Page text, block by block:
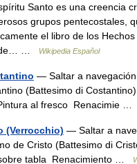
Santo es una creencia
grupos pentecostales,
el libro de los
de… …
Wikipedia Español
— Saltar a
(Battesimo di
al fresco Renacimie …
(Verrocchio) — Saltar a
de Cristo (Battesimo di
tabla Renacimiento …